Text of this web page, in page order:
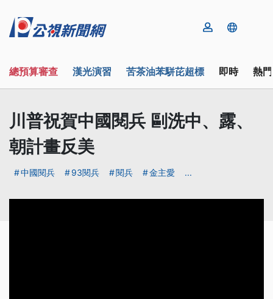
總預算審查 漢光演習 苦茶油苯駢芘超標 即時 熱
川普祝賀中國閱兵 剾洗中、露、
朝計畫反美
中國閱兵 93閱兵 閱兵 金主愛 ...